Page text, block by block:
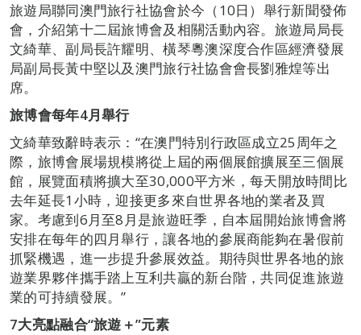
旅遊局聯同澳門旅行社協會於今（10日）舉行新聞發佈
會，介紹第十二屆旅博會及相關活動內容。旅遊局局長
文綺華、副局長許耀明、橫琴粵澳深度合作區經濟發展
局副局長黃中堅以及澳門旅行社協會會長劉雅煌等出
席。
旅博會每年4月舉行
文綺華致辭時表示：“在澳門特別行政區成立25周年之
際，旅博會展場規模將從上屆的兩個展館擴展至三個展
館，展覽面積將擴大至30,000平方米，每天開放時間比
去年延長1小時，迎接更多來自世界各地的業者及買
家。考慮到6月至8月是旅遊旺季，自本屆開始旅博會將
安排在每年的四月舉行，讓各地的參展商能夠在暑假前
抓緊機遇，進一步提升參展效益。 期待與世界各地的旅
遊業界夥伴攜手踏上互利共贏的新台階，共同促進旅遊
業的可持續發展。”
7大亮點融合“旅遊＋”元素